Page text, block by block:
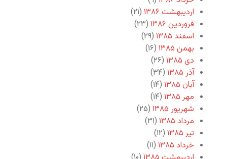
اردیبهشت ۱۳۸۶
(۲۱)
فروردین ۱۳۸۶
(۲۳)
اسفند ۱۳۸۵
(۲۹)
بهمن ۱۳۸۵
(۱۶)
دی ۱۳۸۵
(۲۶)
آذر ۱۳۸۵
(۳۴)
آبان ۱۳۸۵
(۱۴)
مهر ۱۳۸۵
(۱۴)
شهریور ۱۳۸۵
(۲۵)
مرداد ۱۳۸۵
(۳۱)
تیر ۱۳۸۵
(۱۲)
خرداد ۱۳۸۵
(۱۱)